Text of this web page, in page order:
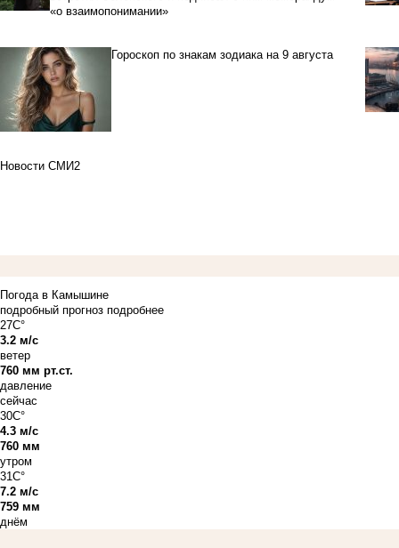
«о взаимопонимании»
Гороскоп по знакам зодиака на 9 августа
Новости СМИ2
Погода в Камышине
подробный прогноз подробнее
27C°
3.2 м/с
ветер
760 мм рт.ст.
давление
сейчас
30C°
4.3 м/с
760 мм
утром
31C°
7.2 м/с
759 мм
днём